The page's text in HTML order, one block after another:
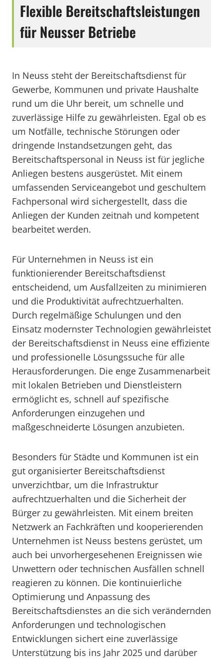
Flexible Bereitschaftsleistungen
für Neusser Betriebe
In Neuss steht der Bereitschaftsdienst für
Gewerbe, Kommunen und private Haushalte
rund um die Uhr bereit, um schnelle und
zuverlässige Hilfe zu gewährleisten. Egal ob es
um Notfälle, technische Störungen oder
dringende Instandsetzungen geht, das
Bereitschaftspersonal in Neuss ist für jegliche
Anliegen bestens ausgerüstet. Mit einem
umfassenden Serviceangebot und geschultem
Fachpersonal wird sichergestellt, dass die
Anliegen der Kunden zeitnah und kompetent
bearbeitet werden.
Für Unternehmen in Neuss ist ein
funktionierender Bereitschaftsdienst
entscheidend, um Ausfallzeiten zu minimieren
und die Produktivität aufrechtzuerhalten.
Durch regelmäßige Schulungen und den
Einsatz modernster Technologien gewährleistet
der Bereitschaftsdienst in Neuss eine effiziente
und professionelle Lösungssuche für alle
Herausforderungen. Die enge Zusammenarbeit
mit lokalen Betrieben und Dienstleistern
ermöglicht es, schnell auf spezifische
Anforderungen einzugehen und
maßgeschneiderte Lösungen anzubieten.
Besonders für Städte und Kommunen ist ein
gut organisierter Bereitschaftsdienst
unverzichtbar, um die Infrastruktur
aufrechtzuerhalten und die Sicherheit der
Bürger zu gewährleisten. Mit einem breiten
Netzwerk an Fachkräften und kooperierenden
Unternehmen ist Neuss bestens gerüstet, um
auch bei unvorhergesehenen Ereignissen wie
Unwettern oder technischen Ausfällen schnell
reagieren zu können. Die kontinuierliche
Optimierung und Anpassung des
Bereitschaftsdienstes an die sich verändernden
Anforderungen und technologischen
Entwicklungen sichert eine zuverlässige
Unterstützung bis ins Jahr 2025 und darüber